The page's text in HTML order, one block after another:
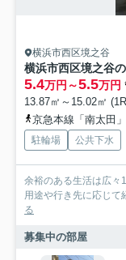
横浜市西区境之谷
横浜市西区境之谷
5.4万円～5.5万円
13.87㎡～15.02㎡
京急本線「南太田
駐輪場 公共下水
余裕のある生活は広々
用途や行き先に応じて
る
募集中の部屋